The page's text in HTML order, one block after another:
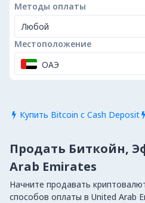
Методы оплаты
Любой
Местоположение
ОАЭ
 Купить Bitcoin с Cash Deposit 
Продать Биткойн,
Arab Emirates
Начните продавать
способов оплаты в United Arab